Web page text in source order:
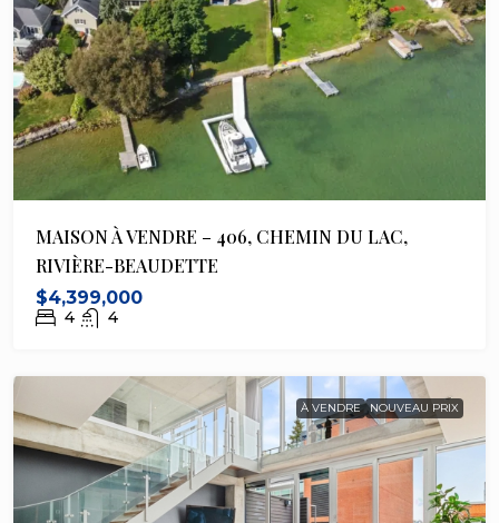
MAISON À VENDRE – 406, CHEMIN DU LAC,
RIVIÈRE-BEAUDETTE
$4,399,000
4 4
À VENDRE NOUVEAU PRIX